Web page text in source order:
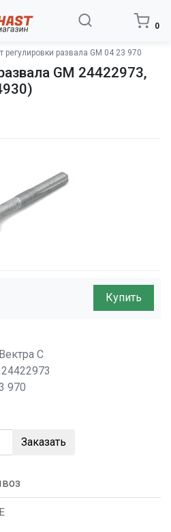
0
регулировки развала GM 04 23 970
GM 24422973,
Купить
C
24422973
970
Заказать